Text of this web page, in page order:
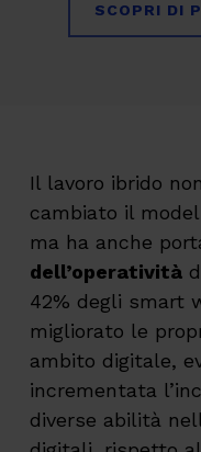
SCOPRI DI
Il lavoro ibrido
cambiato il
ma ha anche
dell’operatività
42% degli smart
migliorato le
ambito digitale,
incrementata
diverse abilità